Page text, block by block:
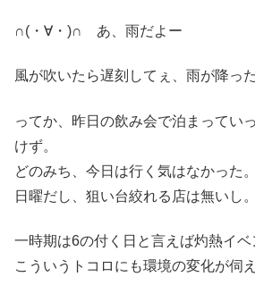
∩(・∀・)∩ あ、雨だよー
風が吹いたら遅刻してぇ、雨が降っ
ってか、昨日の飲み会で泊まってい
けず。
どのみち、今日は行く気はなかった。
日曜だし、狙い台絞れる店は無いし。
一時期は6の付く日と言えば灼熱イベ
こういうトコロにも環境の変化が伺